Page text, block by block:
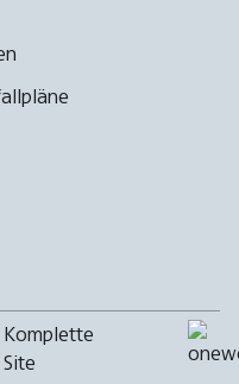
Komplette
Site